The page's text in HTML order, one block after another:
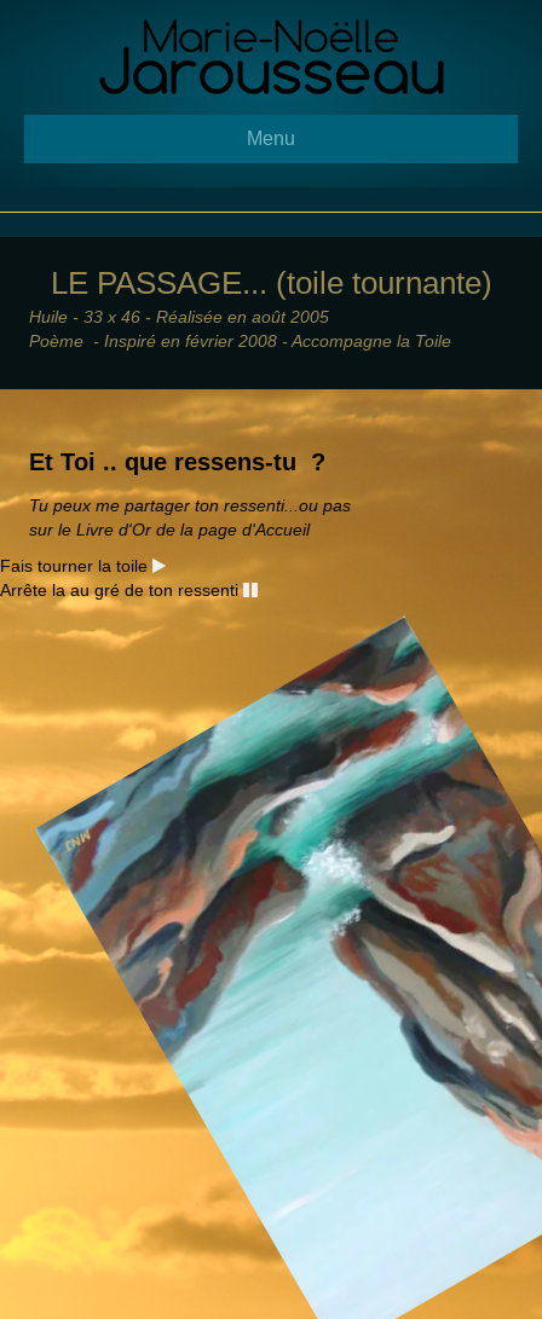
Menu
LE PASSAGE... (toile tournante)
Huile - 33 x 46 - Réalisée en août 2005
Poème - Inspiré en février 2008 - Accompagne la Toile
Et Toi .. que ressens-tu ?
Tu peux me partager ton ressenti...ou pas
sur le Livre d'Or de la page d'Accueil
Fais tourner la toile
Arrête la au gré de ton ressenti